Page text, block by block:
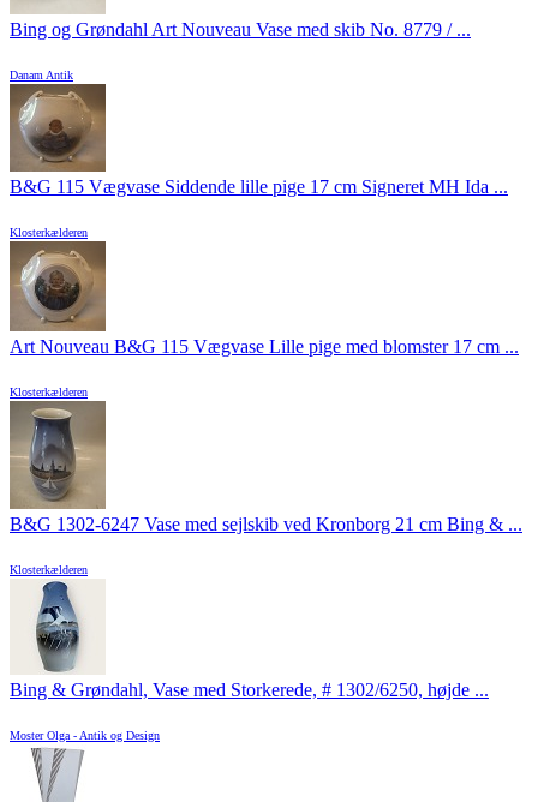
Bing og Grøndahl Art Nouveau Vase med skib No. 8779 / ...
Danam Antik
B&G 115 Vægvase Siddende lille pige 17 cm Signeret MH Ida ...
Klosterkælderen
Art Nouveau B&G 115 Vægvase Lille pige med blomster 17 cm ...
Klosterkælderen
B&G 1302-6247 Vase med sejlskib ved Kronborg 21 cm Bing & ...
Klosterkælderen
Bing & Grøndahl, Vase med Storkerede, # 1302/6250, højde ...
Moster Olga - Antik og Design